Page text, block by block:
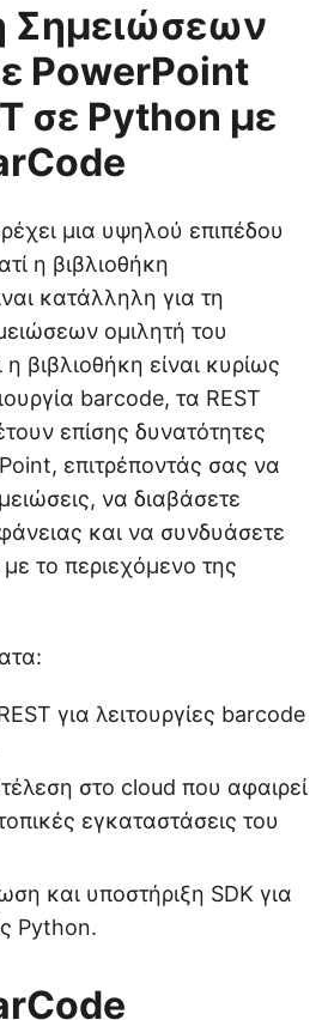
Σημειώσεων
PowerPoint
σε Python με
μια υψηλού επιπέδου
η βιβλιοθήκη
κατάλληλη για τη
ομιλητή του
βιβλιοθήκη είναι κυρίως
barcode, τα REST
επίσης δυνατότητες
επιτρέποντάς σας να
να διαβάσετε
και να συνδυάσετε
το περιεχόμενο της
για λειτουργίες barcode
στο cloud που αφαιρεί
εγκαταστάσεις του
και υποστήριξη SDK για
Python.